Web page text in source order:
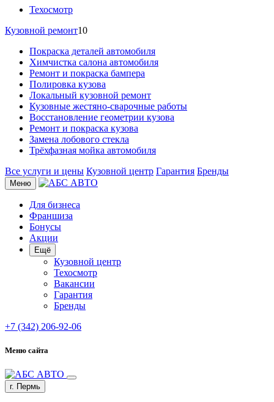
Техосмотр
Кузовной ремонт10
Покраска деталей автомобиля
Химчистка салона автомобиля
Ремонт и покраска бампера
Полировка кузова
Локальный кузовной ремонт
Кузовные жестяно-сварочные работы
Восстановление геометрии кузова
Ремонт и покраска кузова
Замена лобового стекла
Трёхфазная мойка автомобиля
Все услуги и цены Кузовной центр Гарантия Бренды
Меню
Для бизнеса
Франшиза
Бонусы
Акции
Ещё
Кузовной центр
Техосмотр
Вакансии
Гарантия
Бренды
+7 (342) 206-92-06
Меню сайта
г. Пермь